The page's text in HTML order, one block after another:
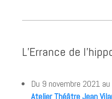
L’Errance de
Du 9 novembre 2021
Atelier Théâtre Jean